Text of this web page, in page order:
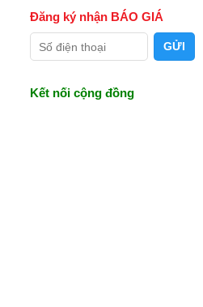
Đăng ký nhận BÁO GIÁ
Kết nối cộng đồng